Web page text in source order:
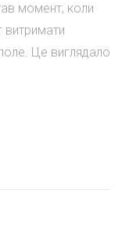
момент, коли
витримати
Це виглядало